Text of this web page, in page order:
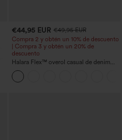
€44,95 EUR €49,95 EUR
Compra 2 y obtén un 10% de descuento
| Compra 3 y obtén un 20% de
descuento
Halara Flex™ overol casual de denim
lavado con escote en V y bolsillos